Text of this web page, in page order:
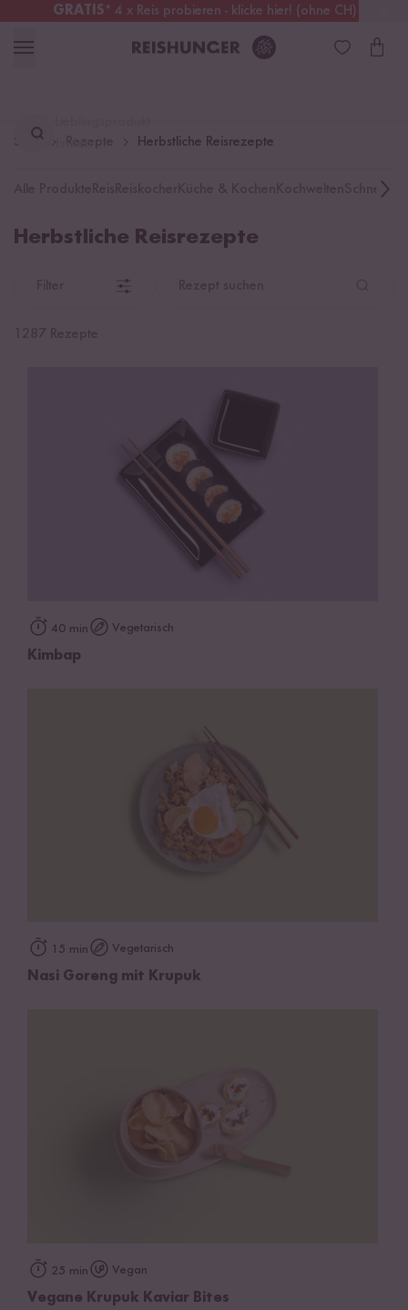
GRATIS* 4 x Reis probieren - klicke hier! (ohne CH)
Schweiz Alle Zölle & Steuern inklusive
finden ...
Start Herbstliche Reisrezepte
Schnelle
Herbstliche Reisrezepte
40 min Vegetarisch
Kimbap
15 min Vegetarisch
Nasi Goreng mit Krupuk
25 min Vegan
Vegane Krupuk Kaviar Bites